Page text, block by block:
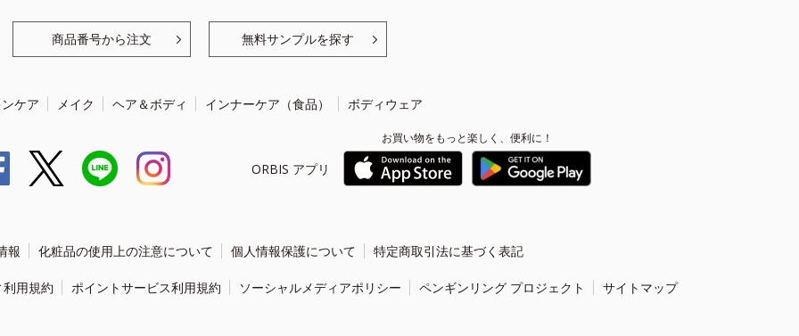
商品番号から注文 無料サンプルを探す
ケア メイク ヘア＆ボディ インナーケア（食品） ボディウェア
ORBIS アプリ
お買い物をもっと楽しく、便利に！
報 化粧品の使用上の注意について 個人情報保護について 特定商取引法に基づく表記
用規約 ポイントサービス利用規約 ソーシャルメディアポリシー ペンギンリング プロジェクト サイトマップ